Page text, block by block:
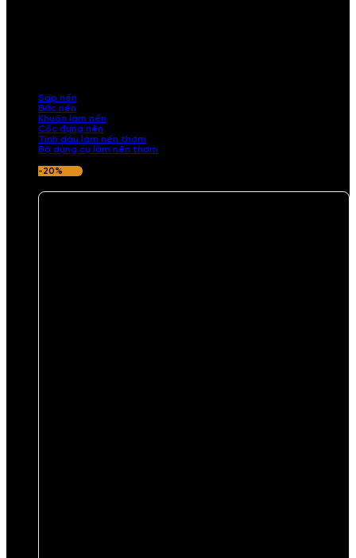
Sáp nến
Bấc nến
Khuôn làm nến
Cốc đựng nến
Tinh dầu làm nến thơm
Bộ dụng cụ làm nến thơm
-20%